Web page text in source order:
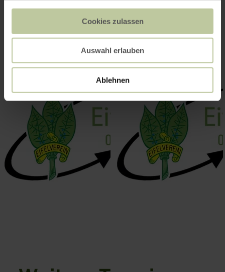
Cookies zulassen
Auswahl erlauben
Ablehnen